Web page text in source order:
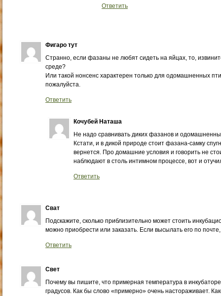
Ответить
Фигаро тут
Странно, если фазаны не любят сидеть на яйцах, то,
среде?
Или такой нонсенс характерен только для одомашненных
пожалуйста.
Ответить
Кочубей Наташа
Не надо сравнивать диких фазанов и
Кстати, и в дикой природе стоит фазана-самку
вернется. Про домашние условия и говорить не
наблюдают в столь интимном процессе, вот и
Ответить
Сват
Подскажите, сколько приблизительно может стоить
можно приобрести или заказать. Если высылать его по
Ответить
Свет
Почему вы пишите, что примерная температура в
градусов. Как бы слово «примерно» очень настораживает.